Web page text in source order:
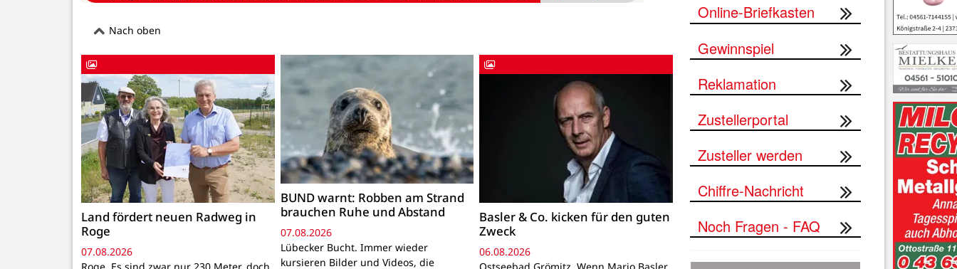
Nach oben
Land fördert neuen Radweg in
Roge
07.08.2026
BUND warnt: Robben am Strand
brauchen Ruhe und Abstand
07.08.2026
Lübecker Bucht. Immer wieder
kursieren Bilder und Videos, die
Basler & Co. kicken für den guten
Zweck
06.08.2026
Online-Briefkasten
Gewinnspiel
Reklamation
Zustellerportal
Zusteller werden
Chiffre-Nachricht
Noch Fragen - FAQ